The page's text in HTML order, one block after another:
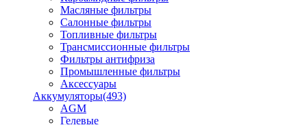
Масляные фильтры
Салонные фильтры
Топливные фильтры
Трансмиссионные фильтры
Фильтры антифриза
Промышленные фильтры
Аксессуары
Аккумуляторы(493)
AGM
Гелевые